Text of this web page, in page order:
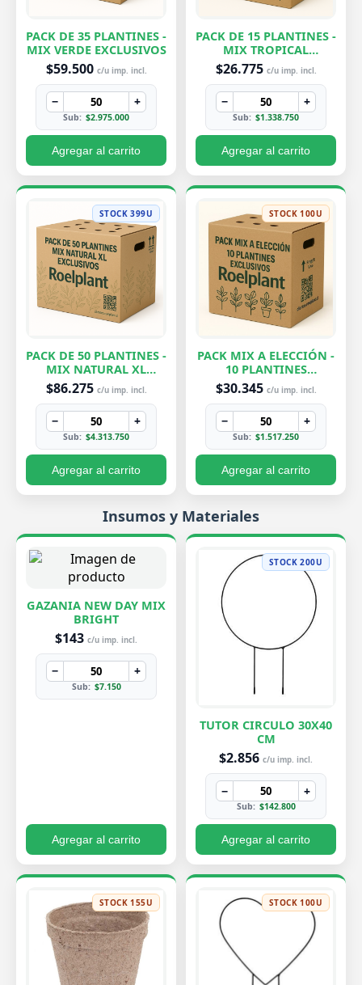
PACK DE 35 PLANTINES -
MIX VERDE EXCLUSIVOS
$59.500 c/u imp. incl.
− +
Sub: $2.975.000
Agregar al carrito
PACK DE 15 PLANTINES -
MIX TROPICAL
EXCLUSIVOS
$26.775 c/u imp. incl.
− +
Sub: $1.338.750
Agregar al carrito
STOCK 399U
PACK DE 50 PLANTINES -
MIX NATURAL XL
EXCLUSIVOS
$86.275 c/u imp. incl.
− +
Sub: $4.313.750
Agregar al carrito
STOCK 100U
PACK MIX A ELECCIÓN -
10 PLANTINES
EXCLUSIVOS
$30.345 c/u imp. incl.
− +
Sub: $1.517.250
Agregar al carrito
Insumos y Materiales
GAZANIA NEW DAY MIX
BRIGHT
$143 c/u imp. incl.
− +
Sub: $7.150
Agregar al carrito
STOCK 200U
TUTOR CIRCULO 30X40
CM
$2.856 c/u imp. incl.
− +
Sub: $142.800
Agregar al carrito
STOCK 155U STOCK 100U